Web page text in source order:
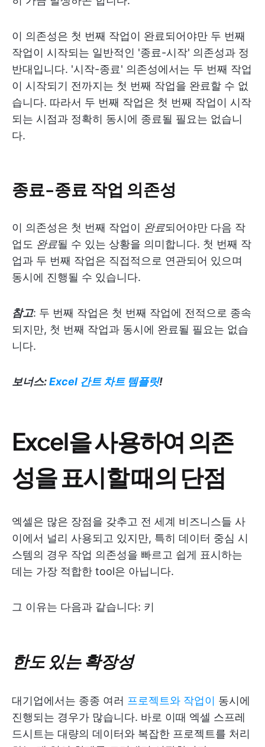
이 의존성은 첫 번째 작업이 완료되어야만 두 번째
작업이 시작되는 일반적인 '종료-시작' 의존성과 정
반대입니다. '시작-종료' 의존성에서는 두 번째 작업
이 시작되기 전까지는 첫 번째 작업을 완료할 수 없
습니다. 따라서 두 번째 작업은 첫 번째 작업이 시작
되는 시점과 정확히 동시에 종료될 필요는 없습니
다.
종료-종료 작업 의존성
이 의존성은 첫 번째 작업이 완료되어야만 다음 작
업도 완료될 수 있는 상황을 의미합니다. 첫 번째 작
업과 두 번째 작업은 직접적으로 연관되어 있으며
동시에 진행될 수 있습니다.
참고: 두 번째 작업은 첫 번째 작업에 전적으로 종속
되지만, 첫 번째 작업과 동시에 완료될 필요는 없습
니다.
보너스:Excel 간트 차트 템플릿!
Excel을 사용하여 의존
성을 표시할 때의 단점
엑셀은 많은 장점을 갖추고 전 세계 비즈니스들 사
이에서 널리 사용되고 있지만, 특히 데이터 중심 시
스템의 경우 작업 의존성을 빠르고 쉽게 표시하는
데는 가장 적합한 tool은 아닙니다.
그 이유는 다음과 같습니다: 키
한도 있는 확장성
대기업에서는 종종 여러 프로젝트와 작업이 동시에
진행되는 경우가 많습니다. 바로 이때 엑셀 스프레
드시트는 대량의 데이터와 복잡한 프로젝트를 처리